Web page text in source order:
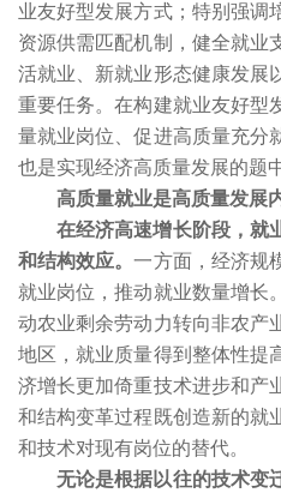
业友好型发展方式；特别强调
资源供需匹配机制，健全就业
活就业、新就业形态健康发展
重要任务。在构建就业友好型
量就业岗位、促进高质量充分
也是实现经济高质量发展的题
高质量就业是高质量发展
在经济高速增长阶段，就
和结构效应。一方面，经济规
就业岗位，推动就业数量增长
动农业剩余劳动力转向非农产
地区，就业质量得到整体性提
济增长更加倚重技术进步和产
和结构变革过程既创造新的就
和技术对现有岗位的替代。
无论是根据以往的技术变